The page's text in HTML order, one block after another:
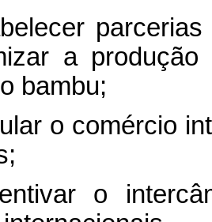
a
bambu;
o comércio
o